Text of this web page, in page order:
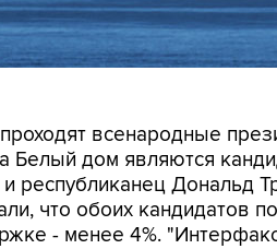
всенародные
Белый дом являются
и республиканец Дональд
что обоих кандидатов
- менее 4%.